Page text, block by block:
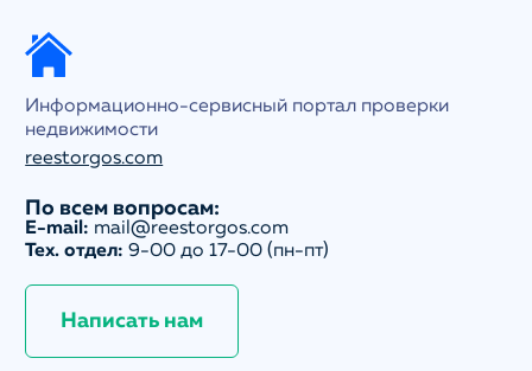
Информационно-сервисный портал проверки
недвижимости
reestorgos.com
По всем вопросам:
E-mail: mail@reestorgos.com
Тех. отдел: 9-00 до 17-00 (пн-пт)
Написать нам